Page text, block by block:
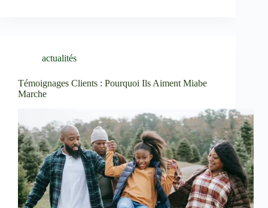
actualités
Témoignages Clients : Pourquoi Ils Aiment Miabe
Marche